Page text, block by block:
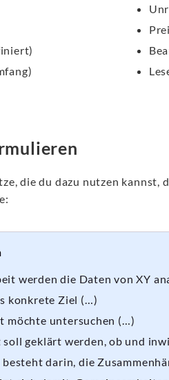
die du dazu nutzen
werden die Daten von XY
konkrete Ziel (…)
möchte untersuchen (…)
soll geklärt werden, ob und
darin, die